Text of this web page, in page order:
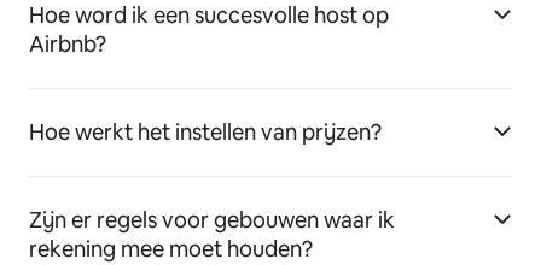
Hoe word ik een succesvolle host op
Airbnb?
Hoe werkt het instellen van prijzen?
Zijn er regels voor gebouwen waar ik
rekening mee moet houden?